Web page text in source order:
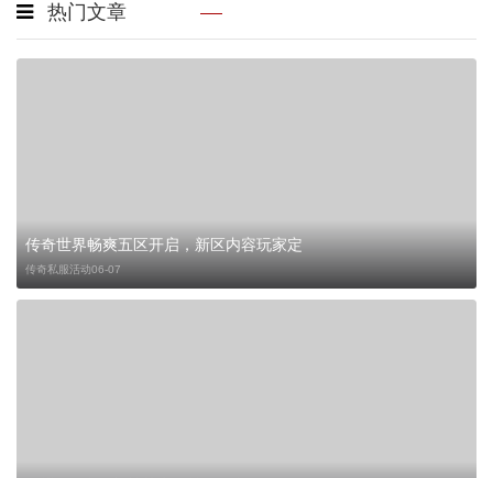
热门文章
传奇世界畅爽五区开启，新区内容玩家定
传奇私服活动06-07